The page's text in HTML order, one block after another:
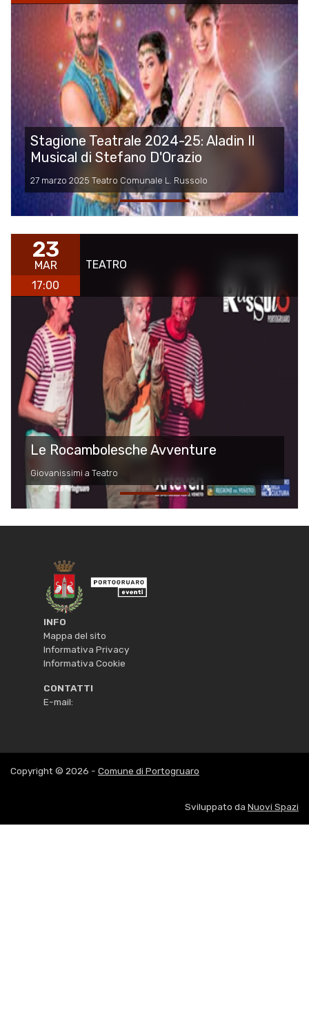
Stagione Teatrale 2024-25: Aladin Il
Musical di Stefano D'Orazio
27 marzo 2025 Teatro Comunale L. Russolo
23
MAR
17:00
TEATRO
Le Rocambolesche Avventure
Giovanissimi a Teatro
INFO
Mappa del sito
Informativa Privacy
Informativa Cookie
CONTATTI
E-mail:
Copyright © 2026 - Comune di Portogruaro
Sviluppato da Nuovi Spazi